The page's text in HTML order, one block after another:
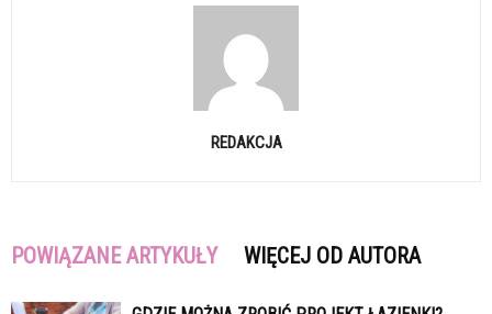
REDAKCJA
POWIĄZANE ARTYKUŁY WIĘCEJ OD AUTORA